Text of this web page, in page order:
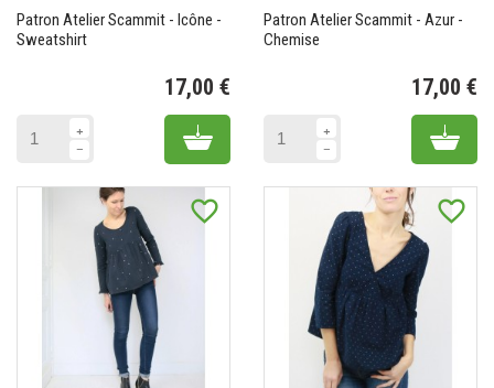
Patron Atelier Scammit - Icône -
Sweatshirt
17,00 €
Add to cart
Patron Atelier Scammit - Azur -
Chemise
17,00 €
Add
favorite_border favorite_border